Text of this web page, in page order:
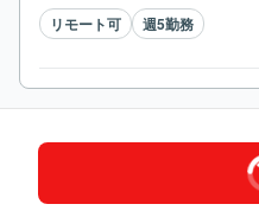
リモート可 週5勤務